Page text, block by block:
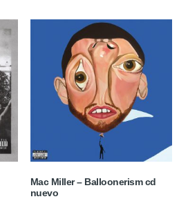
Mac Miller – Balloonerism cd
nuevo